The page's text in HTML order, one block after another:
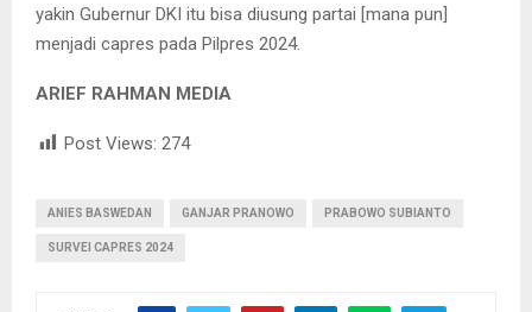
yakin Gubernur DKI itu bisa diusung partai [mana pun]
menjadi capres pada Pilpres 2024.
ARIEF RAHMAN MEDIA
Post Views: 274
ANIES BASWEDAN GANJAR PRANOWO PRABOWO SUBIANTO
SURVEI CAPRES 2024